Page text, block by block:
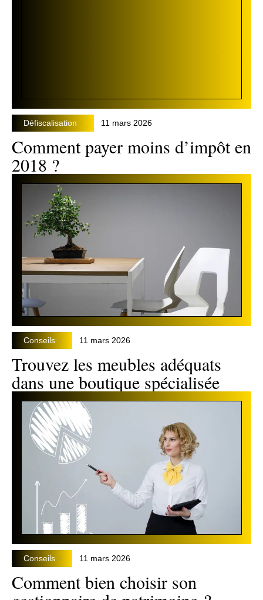
Défiscalisation 11 mars 2026
Comment payer moins d’impôt en
2018 ?
Conseils 11 mars 2026
Trouvez les meubles adéquats
dans une boutique spécialisée
Conseils 11 mars 2026
Comment bien choisir son